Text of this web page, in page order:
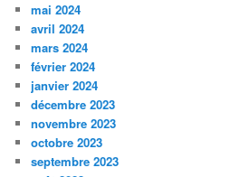
mai 2024
avril 2024
mars 2024
février 2024
janvier 2024
décembre 2023
novembre 2023
octobre 2023
septembre 2023